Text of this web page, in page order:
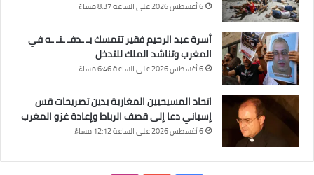
6 أغسطس 2026 على الساعة 8:37 مساءً
أسرة عبد الرحيم فقير تتمسك بـ ـدفـ ـنـ ـه في
المغرب وتناشد الملك للتدخل
6 أغسطس 2026 على الساعة 6:46 مساءً
اتحاد المسيحيين المغاربة يدين تصريحات قس
إسباني دعا إلى قصف الرباط وإعادة غزو المغرب
6 أغسطس 2026 على الساعة 12:12 مساءً